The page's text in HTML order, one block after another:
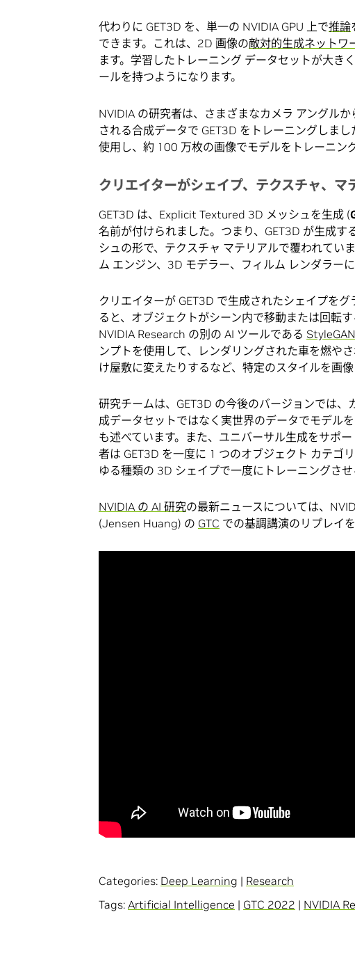
代わりに GET3D を、単一の NVIDIA GPU 上で推論
できます。これは、2D 画像の敵対的生成ネットワ
ます。学習したトレーニング データセットが大き
ールを持つようになります。
NVIDIA の研究者は、さまざまなカメラ アングル
される合成データで GET3D をトレーニングしま
使用し、約 100 万枚の画像でモデルをトレーニン
クリエイターがシェイプ、テクスチャ、マ
GET3D は、Explicit Textured 3D メッシュを生成 (
名前が付けられました。つまり、GET3D が生成
シュの形で、テクスチャ マテリアルで覆われてい
ム エンジン、3D モデラー、フィルム レンダラー
クリエイターが GET3D で生成されたシェイプを
ると、オブジェクトがシーン内で移動または回転
NVIDIA Research の別の AI ツールである
ンプトを使用して、レンダリングされた車を燃や
け屋敷に変えたりするなど、特定のスタイルを画像
研究チームは、GET3D の今後のバージョンでは
成データセットではなく実世界のデータでモデル
も述べています。また、ユニバーサル生成をサポ
者は GET3D を一度に 1 つのオブジェクト カテゴ
ゆる種類の 3D シェイプで一度にトレーニングさせ
NVIDIA の AI 研究の最新ニュースについては、
(Jensen Huang) の GTC での基調講演のリプレイ
Categories: Deep Learning | Research
Tags: Artificial Intelligence | GTC 2022 | NVIDIA